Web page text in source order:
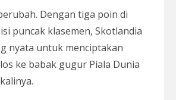
Dengan tiga poin di
puncak klasemen, Skotlandia
nyata untuk menciptakan
ke babak gugur Piala Dunia